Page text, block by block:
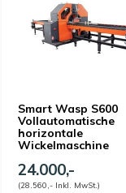
Smart Wasp S600
Vollautomatische
horizontale
Wickelmaschine
24.000,-
(28.560,- Inkl. MwSt.)